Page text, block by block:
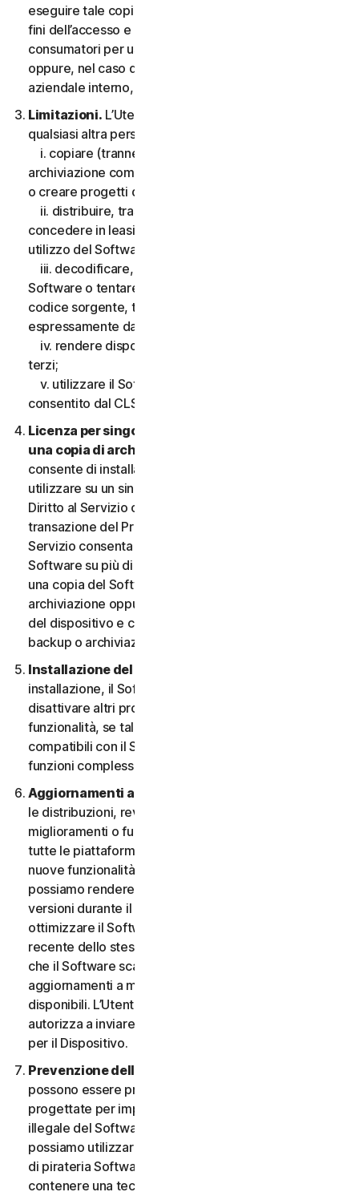
eseguire tale copia del Software esclusivamente ai
fini dell’accesso e dell’utilizzo dei Servizi per i
consumatori per uso personale non commerciale,
oppure, nel caso dei Servizi aziendali, per uso
aziendale interno, durante il Periodo del Servizio.
Limitazioni. L’Utente non può, né può permettere a
qualsiasi altra persona, quanto segue:
i. copiare (tranne che per scopi di backup o
archiviazione come consentito di seguito), modificare
o creare progetti derivati basati sul Software;
ii. distribuire, trasferire, concedere in licenza,
concedere in leasing, prestare o noleggiare il diritto di
utilizzo del Software a terzi;
iii. decodificare, decompilare o disassemblare il
Software o tentare in qualsiasi modo di scoprire il
codice sorgente, tranne e solo nella misura consentita
espressamente dalla legge applicabile;
iv. rendere disponibili le funzionalità del Software a
terzi;
v. utilizzare il Software in qualsiasi modo non
consentito dal CLS.
Licenza per singolo dispositivo; consentita solo
una copia di archivio o di backup.
consente di installare solo una copia del Software da
utilizzare su un singolo Dispositivo, a meno che il
Diritto al Servizio o la documentazione relativa alla
transazione del Provider da cui è stato ottenuto il
Servizio consenta espressamente di utilizzare il
Software su più di un Dispositivo. È possibile eseguire
una copia del Software avente finalità di backup o
archiviazione oppure copiare il Software sull’hard disk
del dispositivo e conservare l’originale solo per fini di
backup o archiviazione.
Installazione del software.
installazione, il Software potrebbe disinstallare o
disattivare altri prodotti per la sicurezza, o le relative
funzionalità, se tali prodotti o funzionalità non sono
compatibili con il Software o allo scopo di migliorare le
funzioni complessive del Software.
Aggiornamenti automatici dei contenuti.
le distribuzioni, revisioni, aggiornamenti,
miglioramenti o funzionalità saranno disponibili su
tutte le piattaforme. L’Utente ha il diritto di ricevere
nuove funzionalità e versioni del Software non appena
possiamo rendere disponibili tali funzionalità e
versioni durante il Periodo del Servizio. Al fine di
ottimizzare il Software e di ottenere la versione più
recente dello stesso, l’Utente accetta la possibilità
che il Software scarichi e installi nuove versioni e
aggiornamenti a mano a mano che li rendiamo
disponibili. L’Utente accetta inoltre di ricevere e ci
autorizza a inviare le nuove versioni e aggiornamenti
per il Dispositivo.
Prevenzione della pirateria software.
possono essere presenti misure tecnologiche
progettate per impedire l’utilizzo senza licenza o
illegale del Software. L’Utente accetta che noi
possiamo utilizzare tali misure per proteggerci da atti
di pirateria Software (ad esempio, il Software può
contenere una tecnologia di applicazione che limita la